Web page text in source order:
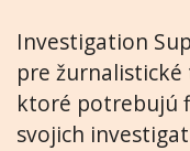
Investigation
pre
ktoré potrebujú
svojich